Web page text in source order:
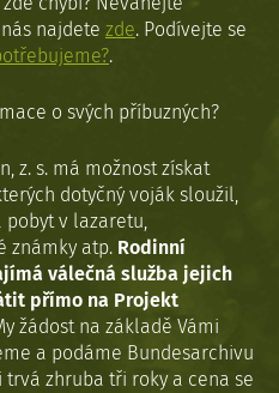
najdete zde. Podívejte se
.
o svých příbuzných?
z. s. má možnost získat
dotyčný voják sloužil,
pobyt v lazaretu,
známky atp. Rodinní
válečná služba jejich
přímo na Projekt
žádost na základě Vámi
a podáme Bundesarchivu
zhruba tři roky a cena se